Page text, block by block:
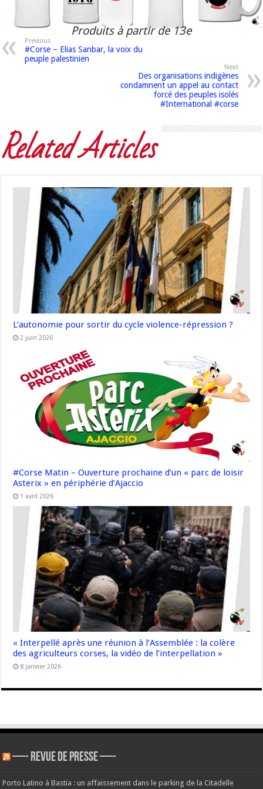
Produits à partir de 13e
Previous
#Corse – Elias Sanbar, la voix du
peuple palestinien
Next
Des organisations indigènes
condamnent un appel au contact
forcé des peuples isolés
#International #corse
Related Articles
L’autonomie pour sortir du cycle violence-répression ?
2 juin 2026
#Corse Matin – Ouverture prochaine d’un « parc de loisir
Asterix » en périphérie d’Ajaccio
1 avril 2026
« Interpellé après une réunion à l’Assemblée : la colère
des agriculteurs corses, la vidéo de l’interpellation »
8 janvier 2026
—- REVUE DE PRESSE —-
Porto Latino à Bastia : un affaissement dans le parking de la Citadelle